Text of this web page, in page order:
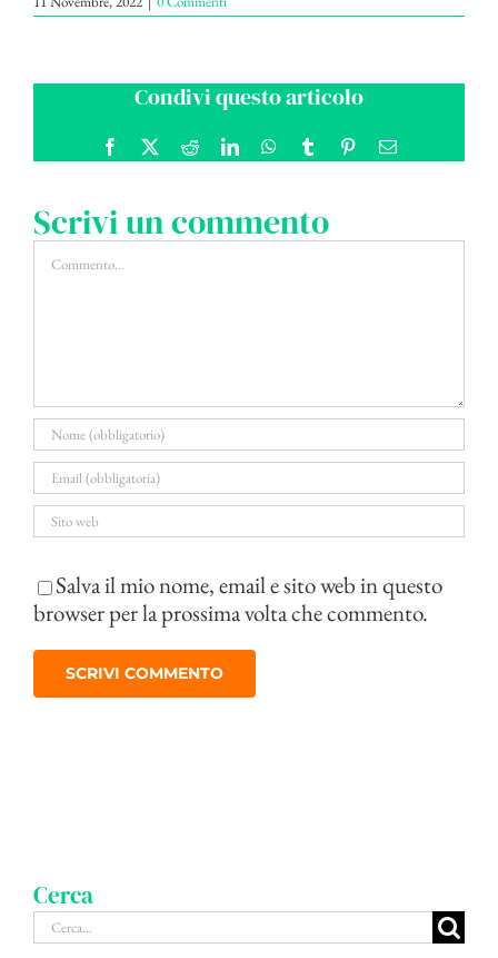
Condivi questo articolo
Facebook RedditLinkedInWhatsApp
Tumblr PinterestEmail
Scrivi un commento
Commento
Salva il mio nome, email e sito web in questo
browser per la prossima volta che commento.
Cerca
Cerca
per: